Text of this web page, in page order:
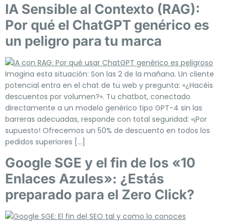
IA Sensible al Contexto (RAG):
Por qué el ChatGPT genérico es
un peligro para tu marca
Imagina esta situación: Son las 2 de la mañana. Un cliente
potencial entra en el chat de tu web y pregunta: «¿Hacéis
descuentos por volumen?». Tu chatbot, conectado
directamente a un modelo genérico tipo GPT-4 sin las
barreras adecuadas, responde con total seguridad: «¡Por
supuesto! Ofrecemos un 50% de descuento en todos los
pedidos superiores […]
Google SGE y el fin de los «10
Enlaces Azules»: ¿Estás
preparado para el Zero Click?